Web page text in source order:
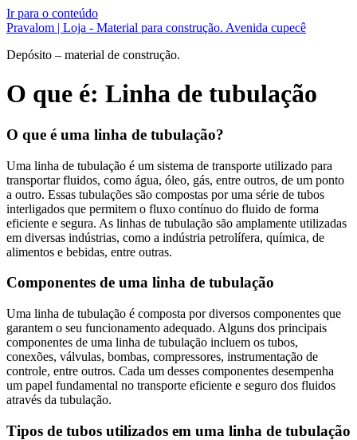
Ir para o conteúdo
Pravalom | Loja - Material para construção. Avenida cupecê
Depósito – material de construção.
O que é: Linha de tubulação
O que é uma linha de tubulação?
Uma linha de tubulação é um sistema de transporte utilizado para
transportar fluidos, como água, óleo, gás, entre outros, de um ponto
a outro. Essas tubulações são compostas por uma série de tubos
interligados que permitem o fluxo contínuo do fluido de forma
eficiente e segura. As linhas de tubulação são amplamente utilizadas
em diversas indústrias, como a indústria petrolífera, química, de
alimentos e bebidas, entre outras.
Componentes de uma linha de tubulação
Uma linha de tubulação é composta por diversos componentes que
garantem o seu funcionamento adequado. Alguns dos principais
componentes de uma linha de tubulação incluem os tubos,
conexões, válvulas, bombas, compressores, instrumentação de
controle, entre outros. Cada um desses componentes desempenha
um papel fundamental no transporte eficiente e seguro dos fluidos
através da tubulação.
Tipos de tubos utilizados em uma linha de tubulação